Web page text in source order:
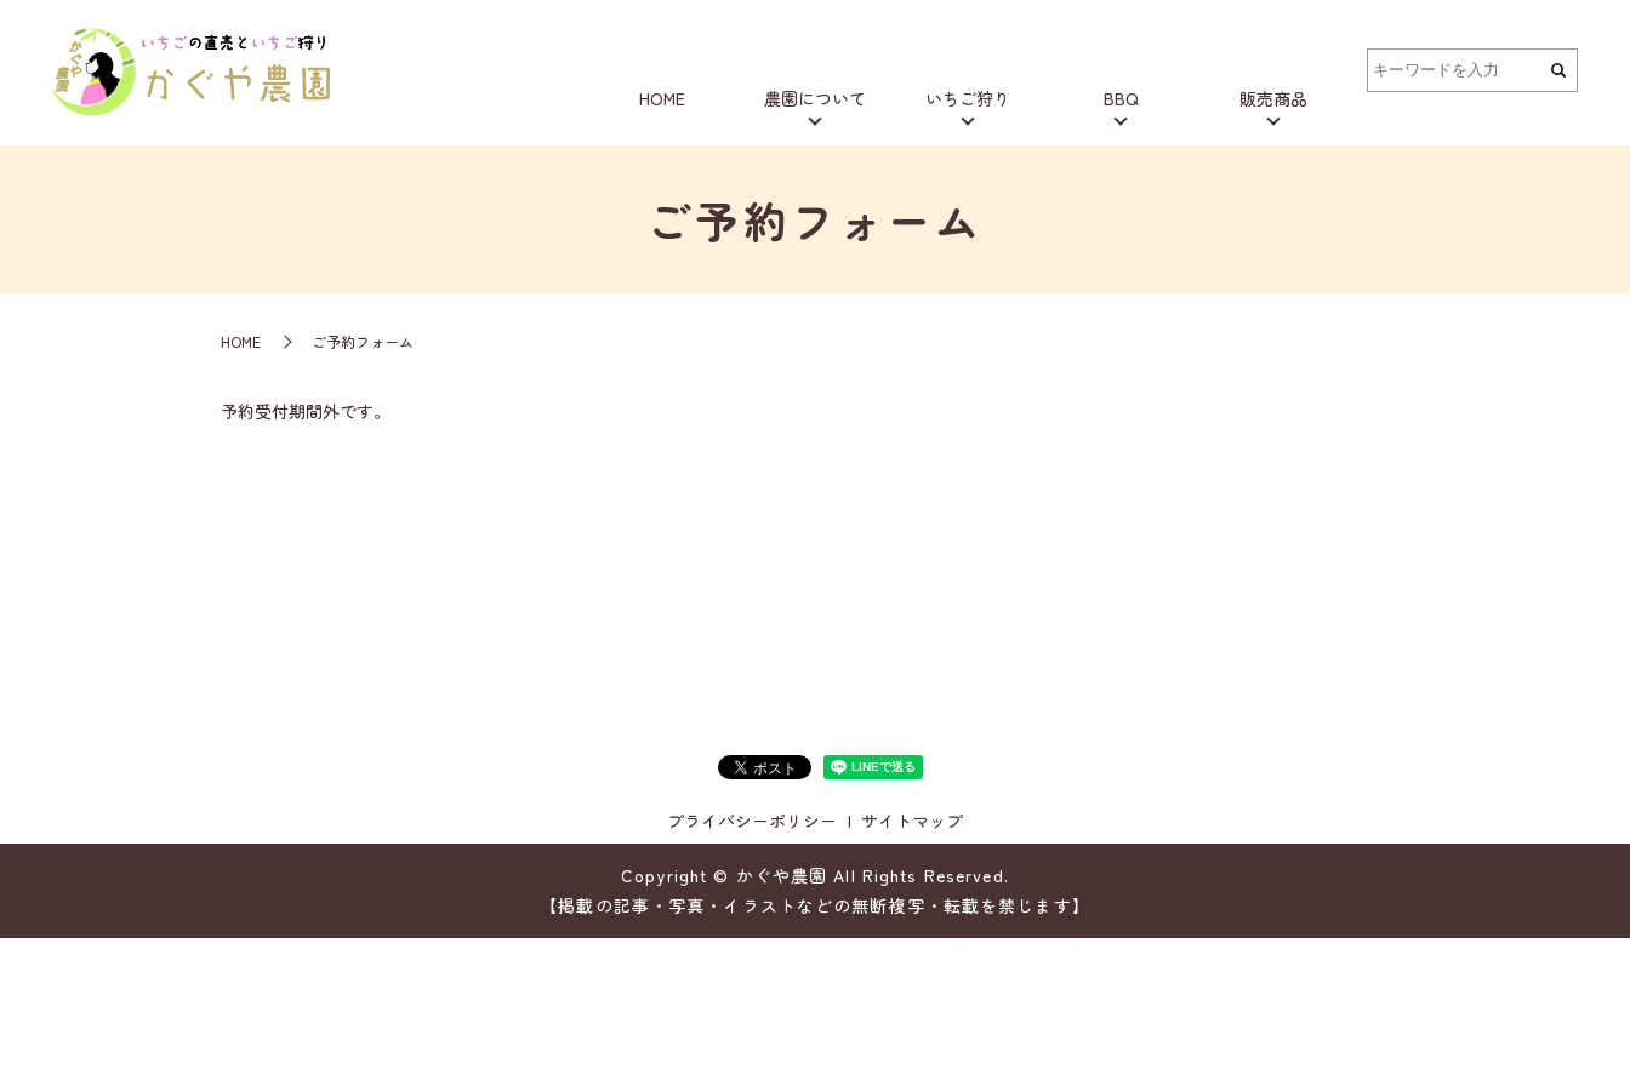
HOME 農園について いちご狩り BBQ 販売商品
ご予約フォーム
HOME ご予約フォーム
予約受付期間外です。
プライバシーポリシー サイトマップ
Copyright © かぐや農園 All Rights Reserved.
【掲載の記事・写真・イラストなどの無断複写・転載を禁じます】